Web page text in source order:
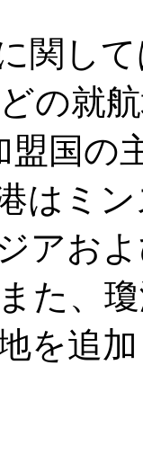
関し
の就
盟国の
はミ
アお
た、
を追